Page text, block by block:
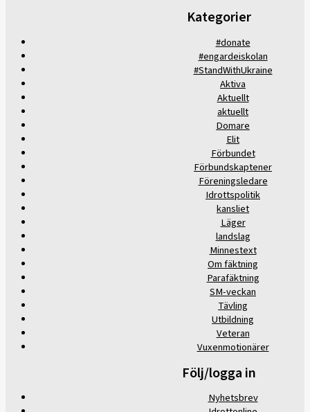
Kategorier
#donate
#engardeiskolan
#StandWithUkraine
Aktiva
Aktuellt
aktuellt
Domare
Elit
Förbundet
Förbundskaptener
Föreningsledare
Idrottspolitik
kansliet
Läger
landslag
Minnestext
Om fäktning
Parafäktning
SM-veckan
Tävling
Utbildning
Veteran
Vuxenmotionärer
Följ/logga in
Nyhetsbrev